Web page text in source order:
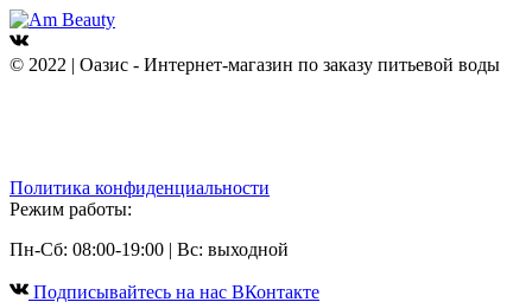
© 2022 | Оазис - Интернет-магазин по заказу питьевой воды
Политика конфиденциальности
Режим работы:
Пн-Сб: 08:00-19:00 | Вс: выходной
Подписывайтесь на наc ВКонтакте